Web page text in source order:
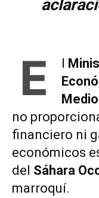
E l
no
financiero ni
económicos
del Sáhara
marroquí.